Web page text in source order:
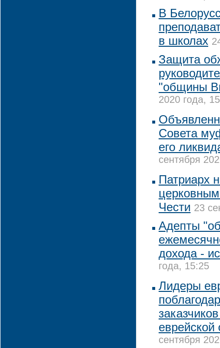
В
в школах
Защита
"общины
2020 года,
Совета
его
сентября
Патриарх
Чести 23
Адепты
дохода -
года, 15:25
Лидеры
сентября